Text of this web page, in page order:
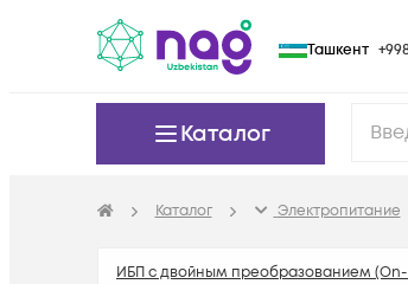
Ташкент
Каталог
Каталог Электропитание
ИБП с двойным преобразованием